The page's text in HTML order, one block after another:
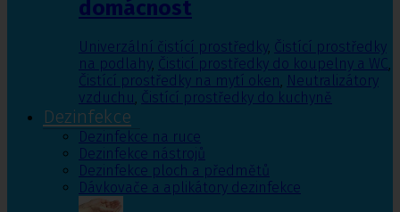
domácnost
Univerzální čistící prostředky, Čistící prostředky
na podlahy, Čisticí prostředky do koupelny a WC,
Čistící prostředky na mytí oken, Neutralizátory
vzduchu, Čistící prostředky do kuchyně
Dezinfekce
Dezinfekce na ruce
Dezinfekce nástrojů
Dezinfekce ploch a předmětů
Dávkovače a aplikátory dezinfekce